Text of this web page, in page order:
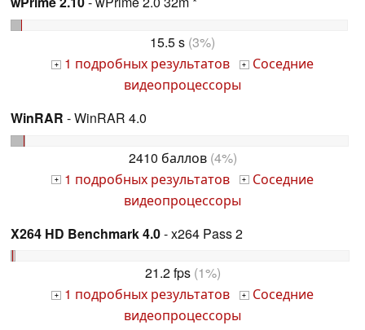
15.5 s (3%)
+ 1 подробных результатов + Соседние
видеопроцессоры
WinRAR - WinRAR 4.0
2410 баллов(4%)
+ 1 подробных результатов + Соседние
видеопроцессоры
X264 HD Benchmark 4.0- x264 Pass 2
21.2 fps(1%)
+ 1 подробных результатов + Соседние
видеопроцессоры